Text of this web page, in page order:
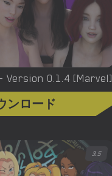
Version 0.1.4 [Marvel]
ンロード
3.5